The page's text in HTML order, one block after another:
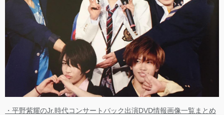
・平野紫耀のJr.時代コンサートバック出演DVD情報画像一覧まとめ